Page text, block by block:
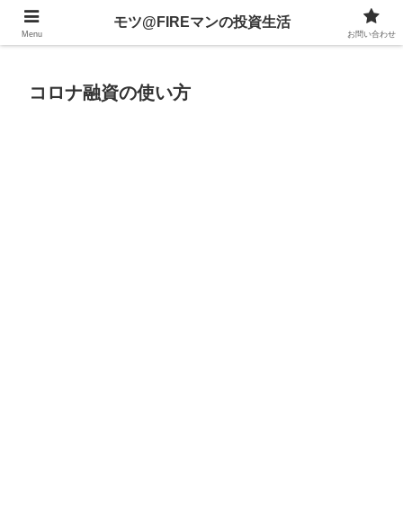
不動産、投資信託、暗号資産、株式、等々への投資について
コロナ融資の使い方
Menu
モツ@FIREマンの投資生活
お問い合わせ